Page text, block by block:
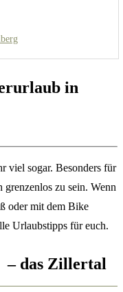
in
viel sogar. Besonders für
zu sein. Wenn
oder mit dem Bike
Urlaubstipps für euch.
– das Zillertal